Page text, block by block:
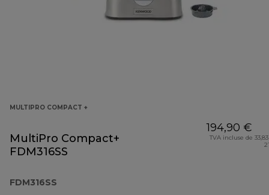
MULTIPRO COMPACT +
MultiPro Compact+
FDM316SS
FDM316SS
194,90 €
TVA incluse de